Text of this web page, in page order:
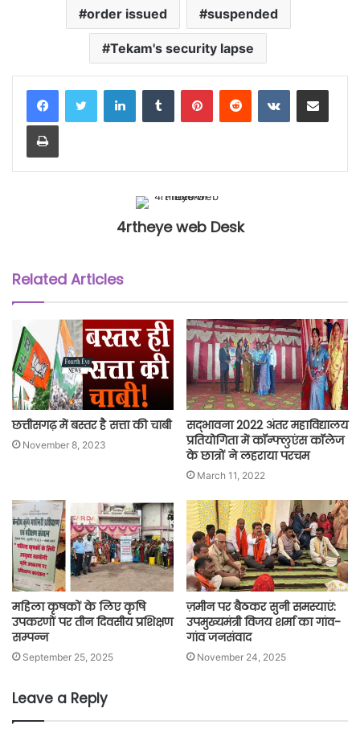
order issued suspended
Tekam's security lapse
LinkedInTumblr PinterestReddit VKontakteShare via Email
Print
4rtheye web Desk
Related Articles
छत्तीसगढ़ में बस्तर है सत्ता की चाबी
November 8, 2023
सद्भावना 2022 अंतर महाविद्यालय
प्रतियोगिता में कॉन्फ्लुएंस कॉलेज
के छात्रों ने लहराया परचम
March 11, 2022
महिला कृषकों के लिए कृषि
उपकरणों पर तीन दिवसीय प्रशिक्षण
सम्पन्न
September 25, 2025
ज़मीन पर बैठकर सुनी समस्याएं:
उपमुख्यमंत्री विजय शर्मा का गांव-
गांव जनसंवाद
November 24, 2025
Leave a Reply